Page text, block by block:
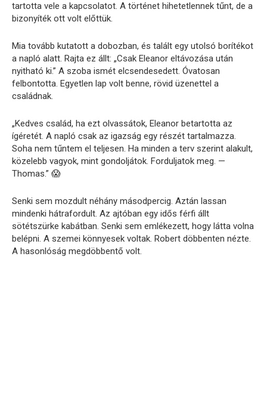
tartotta vele a kapcsolatot. A történet hihetetlennek tűnt, de a
bizonyíték ott volt előttük.
Mia tovább kutatott a dobozban, és talált egy utolsó borítékot
a napló alatt. Rajta ez állt: „Csak Eleanor eltávozása után
nyitható ki.” A szoba ismét elcsendesedett. Óvatosan
felbontotta. Egyetlen lap volt benne, rövid üzenettel a
családnak.
„Kedves család, ha ezt olvassátok, Eleanor betartotta az
ígéretét. A napló csak az igazság egy részét tartalmazza.
Soha nem tűntem el teljesen. Ha minden a terv szerint alakult,
közelebb vagyok, mint gondoljátok. Forduljatok meg. —
Thomas.” 😱
Senki sem mozdult néhány másodpercig. Aztán lassan
mindenki hátrafordult. Az ajtóban egy idős férfi állt
sötétszürke kabátban. Senki sem emlékezett, hogy látta volna
belépni. A szemei könnyesek voltak. Robert döbbenten nézte.
A hasonlóság megdöbbentő volt.